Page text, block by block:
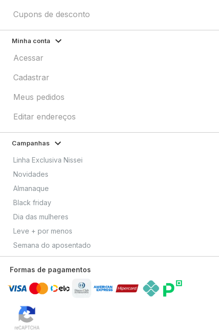
Cupons de desconto
Minha conta
Acessar
Cadastrar
Meus pedidos
Editar endereços
Campanhas
Linha Exclusiva Nissei
Novidades
Almanaque
Black friday
Dia das mulheres
Leve + por menos
Semana do aposentado
Formas de pagamentos